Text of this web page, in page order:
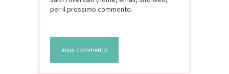
per il prossimo commento.